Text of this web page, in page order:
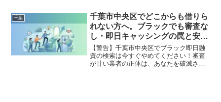
市で違法業者を避け、借金地獄から抜け
出した方々の実体験と確実な解決策を完
全公開。
千葉
千葉市中央区でどこからも借りら
れない方へ。ブラックでも審査な
し・即日キャッシングの罠と安全
な解決策
【警告】千葉市中央区でブラック即日融
資の検索は今すぐやめてください！審査
が甘い業者の正体は、あなたを破滅させ